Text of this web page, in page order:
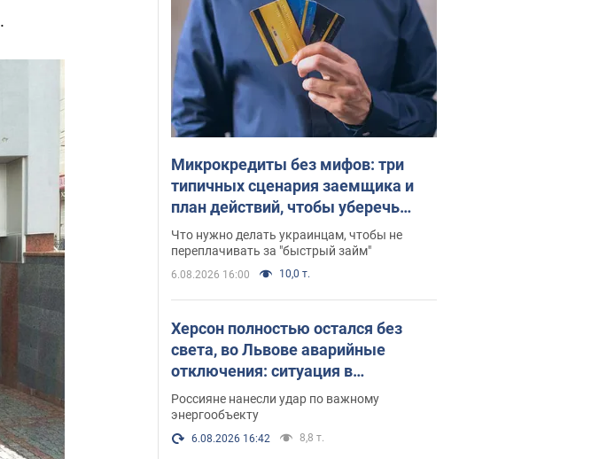
.
Микрокредиты без мифов: три
типичных сценария заемщика и
план действий, чтобы уберечь
свои деньги
Что нужно делать украинцам, чтобы не
переплачивать за "быстрый займ"
6.08.2026 16:00 10,0 т.
Херсон полностью остался без
света, во Львове аварийные
отключения: ситуация в
энергосистеме 6 августа
Россияне нанесли удар по важному
энергообъекту
6.08.2026 16:42 8,8 т.